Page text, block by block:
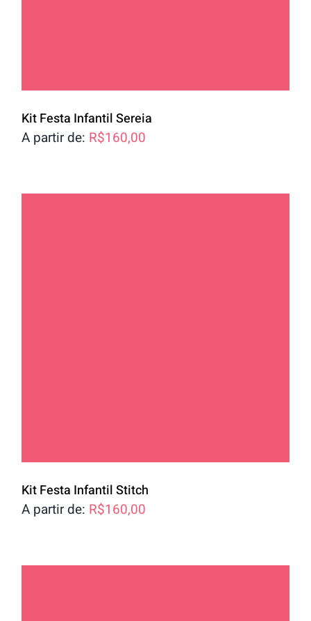
Kit Festa Infantil Sereia
A partir de: R$160,00
Kit Festa Infantil Stitch
A partir de: R$160,00